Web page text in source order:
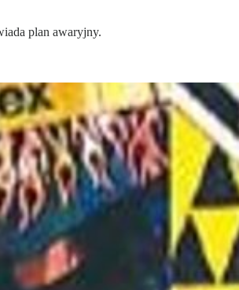
plan awaryjny.